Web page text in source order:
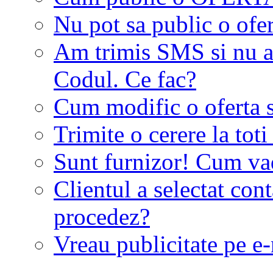
Nu pot sa public o
Am trimis SMS si nu
Codul. Ce fac?
Cum modific o oferta
Trimite o cerere la
Sunt furnizor! Cum
Clientul a selectat
procedez?
Vreau publicitate pe